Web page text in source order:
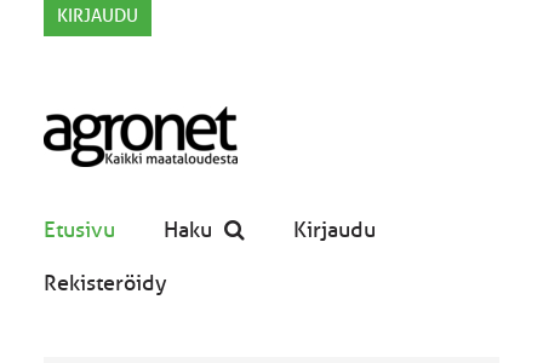
Etusivu Haku Kirjaudu
Rekisteröidy